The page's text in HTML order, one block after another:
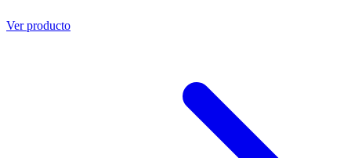
Ver producto